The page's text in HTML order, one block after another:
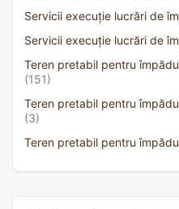
Servicii execuție lucrări de
Servicii execuție lucrări de
Teren pretabil pentru
(151)
Teren pretabil pentru
(3)
Teren pretabil pentru